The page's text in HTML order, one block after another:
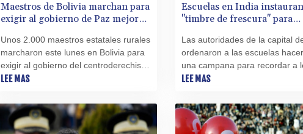
Maestros de Bolivia marchan para
exigir al gobierno de Paz mejoras
Unos 2.000 maestros estatales rurales
marcharon este lunes en Bolivia para
exigir al gobierno del centroderechista
Rodrigo Paz mejoras salariales, en
sector este año contra el gobierno.
LEE MAS
Escuelas en India
"timbre de frescura" para
Las autoridades de la capital
ordenaron a las escuelas
una campana para recordar a
niños que deben beber agua,
ºC.
LEE MAS